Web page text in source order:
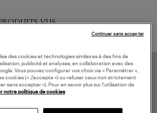
VUS
des cookies et technologies similaires à des fins de
publicité et analyses, en collaboration avec des
Vous pouvez configurer vos choix via « Paramétrer »,
cookies (« J’accepte ») ou refuser ceux non strictement
sans accepter »). Pour en savoir plus sur l’utilisation de
notre politique de cookies
Continuer sans accepter